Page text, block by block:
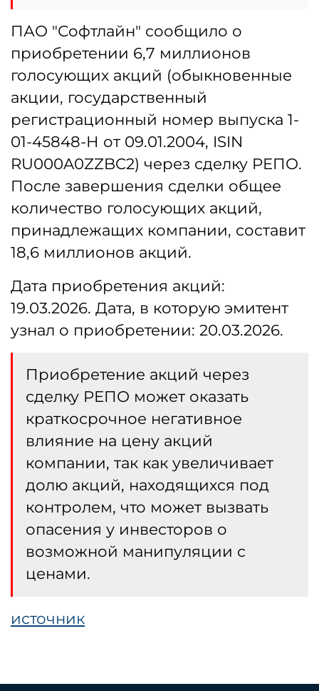
ПАО "Софтлайн" сообщило о
приобретении 6,7 миллионов
голосующих акций (обыкновенные
акции, государственный
регистрационный номер выпуска 1-
01-45848-Н от 09.01.2004, ISIN
RU000A0ZZBC2) через сделку РЕПО.
После завершения сделки общее
количество голосующих акций,
принадлежащих компании, составит
18,6 миллионов акций.
Дата приобретения акций:
19.03.2026. Дата, в которую эмитент
узнал о приобретении: 20.03.2026.
Приобретение акций через
сделку РЕПО может оказать
краткосрочное негативное
влияние на цену акций
компании, так как увеличивает
долю акций, находящихся под
контролем, что может вызвать
опасения у инвесторов о
возможной манипуляции с
ценами.
источник